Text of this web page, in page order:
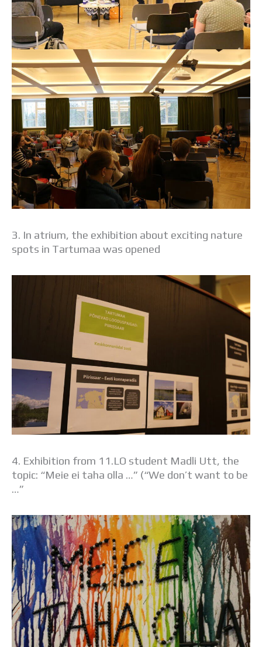
3. In atrium, the exhibition about exciting nature
spots in Tartumaa was opened
4. Exhibition from 11.LO student Madli Utt, the
topic: “Meie ei taha olla …” (“We don’t want to be
…”